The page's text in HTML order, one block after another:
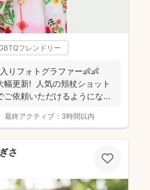
フレンドリー
りフォトグラファー👶👶
新! 人気の頬杖ショット
ご依頼いただけるようにな...
最終アクティブ： 3時間以内
さ